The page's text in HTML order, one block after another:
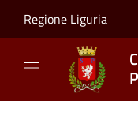
Regione Liguria